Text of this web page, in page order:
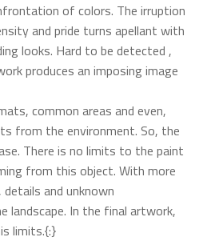
of colors. The irruption
and pride turns apellant with
looks. Hard to be detected ,
produces an imposing image
common areas and even,
from the environment. So, the
There is no limits to the paint
from this object. With more
and unknown
landscape. In the final artwork,
limits.{:}